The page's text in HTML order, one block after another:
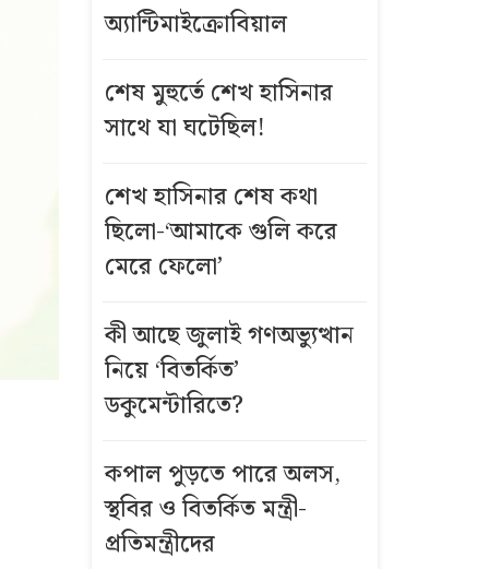
অ্যান্টিমাইক্রোবিয়াল
শেষ মুহুর্তে শেখ হাসিনার
সাথে যা ঘটেছিল!
শেখ হাসিনার শেষ কথা
ছিলো-‘আমাকে গুলি করে
মেরে ফেলো’
কী আছে জুলাই গণঅভ্যুত্থান
নিয়ে ‘বিতর্কিত’
ডকুমেন্টারিতে?
কপাল পুড়তে পারে অলস,
স্থবির ও বিতর্কিত মন্ত্রী-
প্রতিমন্ত্রীদের